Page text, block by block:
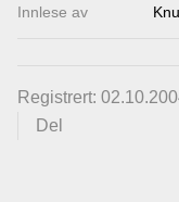
Innlese av
Registrert:
Del